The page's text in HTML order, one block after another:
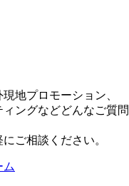
地プロモーション、
ングなどどんなご質
ご相談ください。
ム